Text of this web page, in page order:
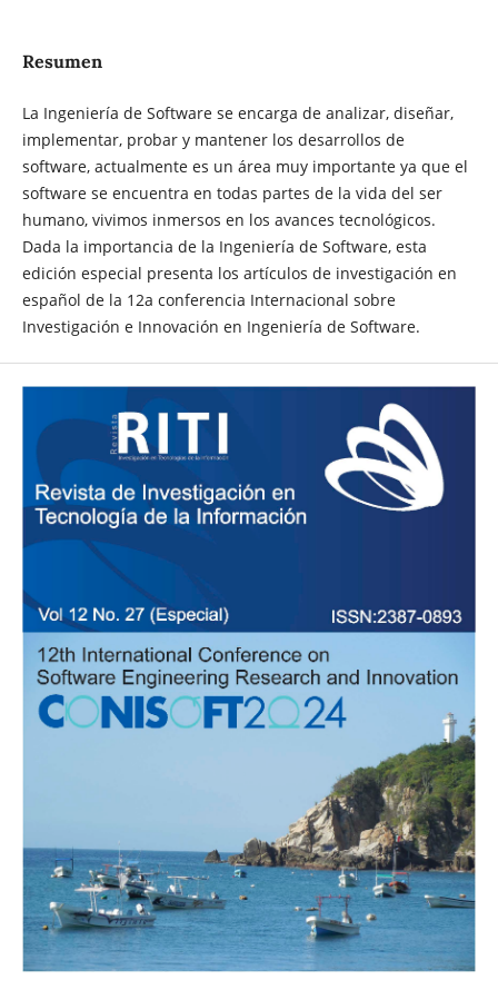
Resumen
La Ingeniería de Software se encarga de analizar, diseñar,
implementar, probar y mantener los desarrollos de
software, actualmente es un área muy importante ya que el
software se encuentra en todas partes de la vida del ser
humano, vivimos inmersos en los avances tecnológicos.
Dada la importancia de la Ingeniería de Software, esta
edición especial presenta los artículos de investigación en
español de la 12a conferencia Internacional sobre
Investigación e Innovación en Ingeniería de Software.